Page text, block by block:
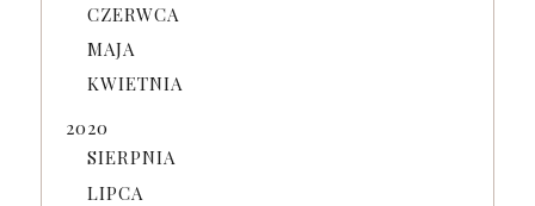
CZERWCA
MAJA
KWIETNIA
2020
SIERPNIA
LIPCA